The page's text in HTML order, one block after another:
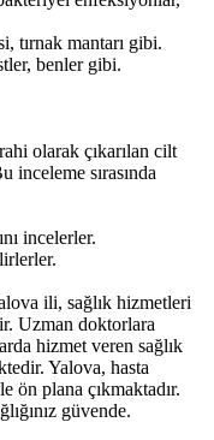
tırnak mantarı gibi.
benler gibi.
olarak çıkarılan cilt
inceleme sırasında
incelerler.
ili, sağlık hizmetleri
Uzman doktorlara
hizmet veren sağlık
Yalova, hasta
ön plana çıkmaktadır.
güvende.